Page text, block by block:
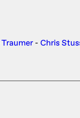
Traumer - Chris